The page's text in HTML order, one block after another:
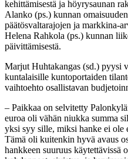
kehittämisestä ja höyrysaunan
Alanko (ps.) kunnan
päätösvaltarajojen ja markkina-
Helena Rahkola (ps.) kunnan
päivittämisestä.
Marjut Huhtakangas (sd.) pyysi
kuntalaisille kuntoportaiden
vaihtoehto osallistavan
– Paikkaa on selvitetty
euroa oli vähän niukka summa
yksi syy sille, miksi hanke ei ole
Tämä oli kuitenkin hyvä avaus
hankkeen suuruus käytettävissä